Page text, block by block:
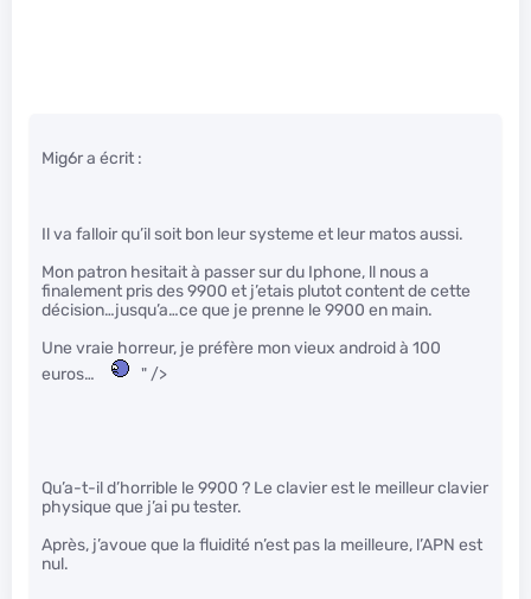
Mig6r a écrit :
Il va falloir qu’il soit bon leur systeme et leur matos aussi.
Mon patron hesitait à passer sur du Iphone, ll nous a
finalement pris des 9900 et j’etais plutot content de cette
décision…jusqu’a…ce que je prenne le 9900 en main.
Une vraie horreur, je préfère mon vieux android à 100
euros…
" />
Qu’a-t-il d’horrible le 9900 ? Le clavier est le meilleur clavier
physique que j’ai pu tester.
Après, j’avoue que la fluidité n’est pas la meilleure, l’APN est
nul.